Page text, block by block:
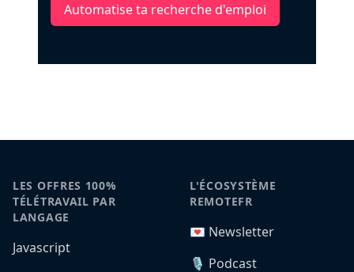
Automatise ta recherche d'emploi
LES OFFRES 100%
TÉLÉTRAVAIL PAR
LANGAGE
Javascript
L'ÉCOSYSTÈME
REMOTEFR
💌 Newsletter
🎙️ Podcast